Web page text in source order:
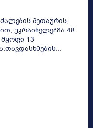
მეთაურის,
უკრაინელებმა 48
13